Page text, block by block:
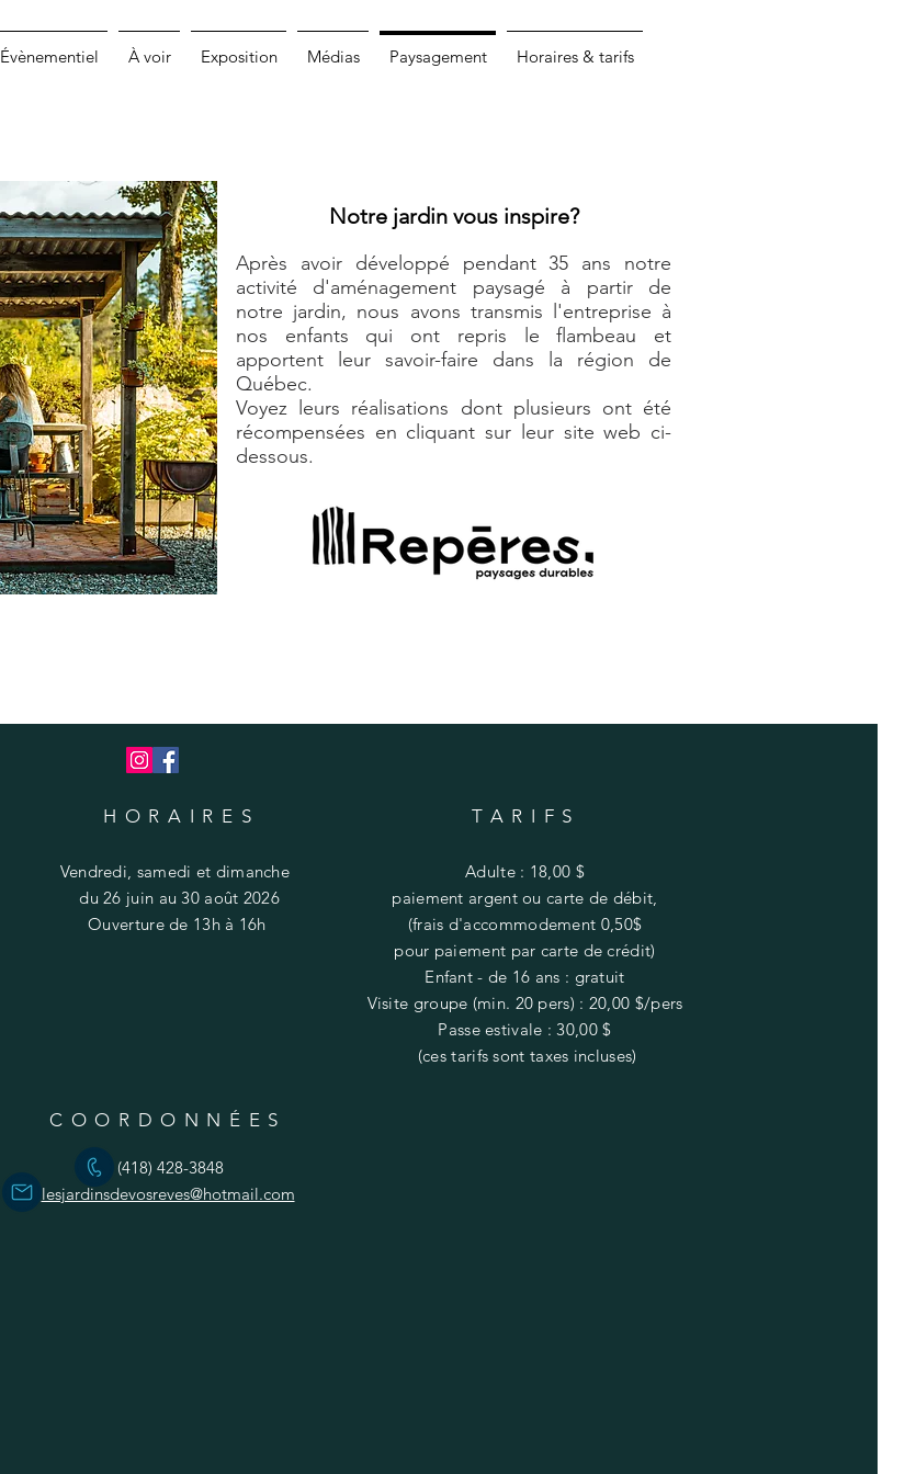
Évènementiel À voir Exposition Médias Paysagement Horaires & tarifs
Notre jardin vous inspire?
Après avoir développé pendant 35 ans notre
activité d'aménagement paysagé à partir de
notre jardin, nous avons transmis l'entreprise à
nos enfants qui ont repris le flambeau et
apportent leur savoir-faire dans la région de
Québec.
Voyez leurs réalisations dont plusieurs ont été
récompensées en cliquant sur leur site web ci-
dessous.
HORAIRES TARIFS
Vendredi, samedi et dimanche
du 26 juin au 30 août 2026
​​Ouverture de 13h à 16h
Adulte : 18,00 $
paiement argent oucarte de débit,
(frais d'accommodement 0,50$
pour paiement par carte de crédit)
Enfant - de 16 ans : gratuit
Visite groupe (min. 20 pers) : 20,00 $/pers
Passe estivale : 30,00 $
(ces tarifs sont taxes incluses)
COORDONNÉES
(418) 428-3848
lesjardinsdevosreves@hotmail.com